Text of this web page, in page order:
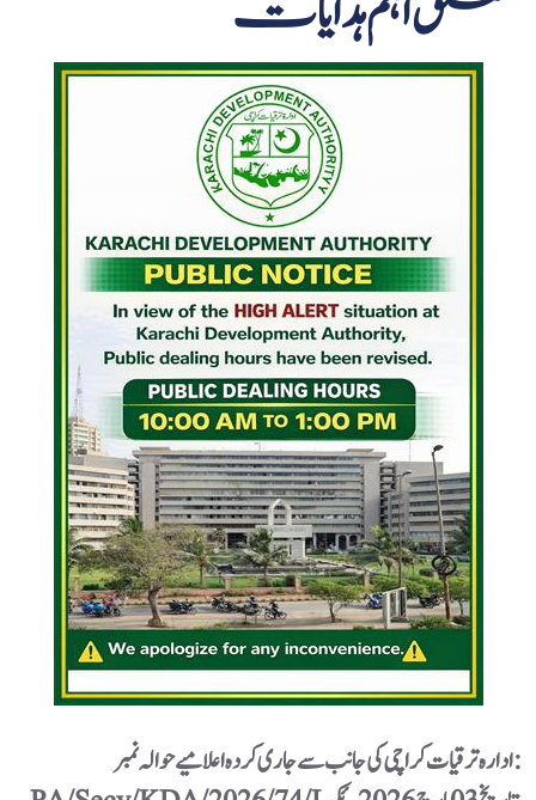
ادارہ ترقیات کراچی کی جانب سے جاری کردہ اعلامیے حوالہ نمبر: